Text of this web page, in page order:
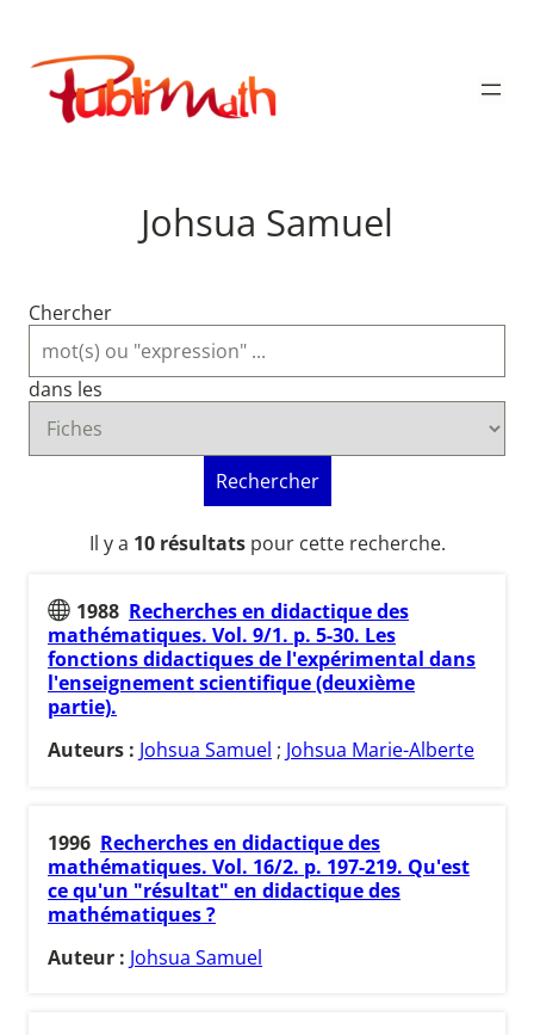
contenu
Publimath
Johsua Samuel
Chercher
dans les
Rechercher
Il y a 10 résultatspour cette recherche.
1988 Recherches en didactique des
mathématiques. Vol. 9/1. p. 5-30. Les
fonctions didactiques de l'expérimental dans
l'enseignement scientifique (deuxième
partie).
Auteurs : Johsua Samuel ; Johsua Marie-Alberte
1996 Recherches en didactique des
mathématiques. Vol. 16/2. p. 197-219. Qu'est
ce qu'un "résultat" en didactique des
mathématiques ?
Auteur : Johsua Samuel